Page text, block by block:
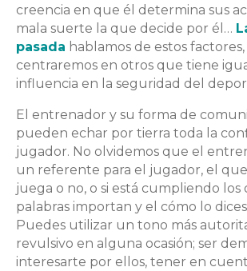
creencia en que él determina sus
mala suerte la que decide por él…
pasada hablamos de estos
centraremos en otros que tiene
influencia en la seguridad del
El entrenador y su forma de
pueden echar por tierra toda la
jugador. No olvidemos que el
un referente para el jugador, el
juega o no, o si está cumpliendo los
palabras importan y el cómo lo
Puedes utilizar un tono más
revulsivo en alguna ocasión; ser
interesarte por ellos, tener en